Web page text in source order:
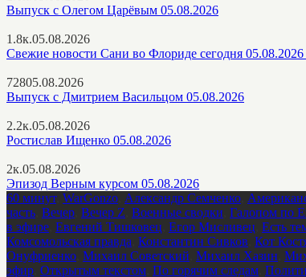
Выпуск с Олегом Царёвым 05.08.2026
1.8к.05.08.2026
Свежие новости Сани во Флориде сегодня
72805.08.2026
Выпуск с Дмитрием Васильцом 05.08.2026
2.2к.05.08.2026
Ростислав Ищенко 05.08.2026
2к.05.08.2026
Эпизод Верным курсом 05.08.2026
60 минут, WarGonzo Александр Семченко
часть Вечер Вечер Z Военные сводки Галопом по
в эфире Евгений Тишковец Егор Мисливец Есть
Комсомольская правда Константин Сивков Кот
Онуфриенко Михаил Советский Михаил Хазин
эфир Открытым текстом По горячим следам